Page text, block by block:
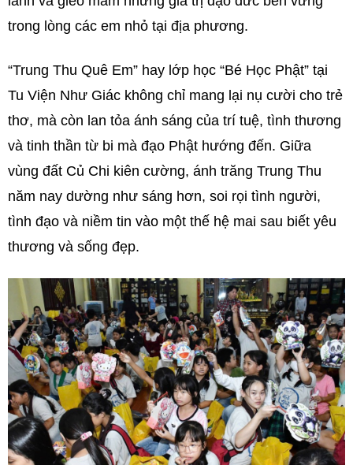
trong lòng các em nhỏ tại địa phương.
“Trung Thu Quê Em” hay lớp học “Bé Học Phật” tại
Tu Viện Như Giác không chỉ mang lại nụ cười cho trẻ
thơ, mà còn lan tỏa ánh sáng của trí tuệ, tình thương
và tinh thần từ bi mà đạo Phật hướng đến. Giữa
vùng đất Củ Chi kiên cường, ánh trăng Trung Thu
năm nay dường như sáng hơn, soi rọi tình người,
tình đạo và niềm tin vào một thế hệ mai sau biết yêu
thương và sống đẹp.